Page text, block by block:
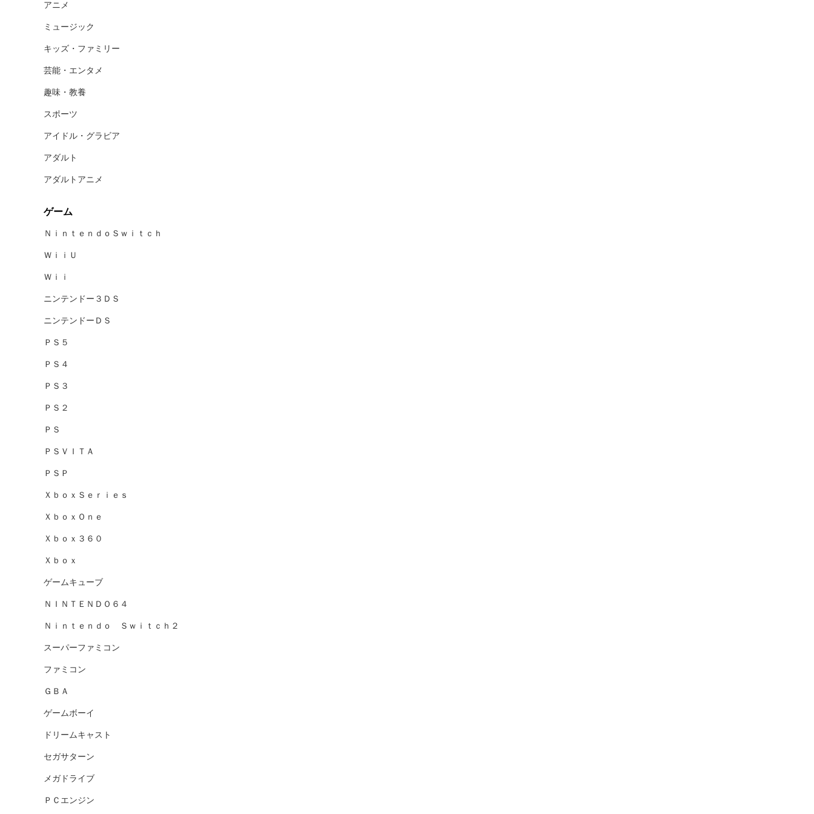
アニメ
ミュージック
キッズ・ファミリー
芸能・エンタメ
趣味・教養
スポーツ
アイドル・グラビア
アダルト
アダルトアニメ
ゲーム
ＮｉｎｔｅｎｄｏＳｗｉｔｃｈ
ＷｉｉＵ
Ｗｉｉ
ニンテンドー３ＤＳ
ニンテンドーＤＳ
ＰＳ５
ＰＳ４
ＰＳ３
ＰＳ２
ＰＳ
ＰＳＶＩＴＡ
ＰＳＰ
ＸｂｏｘＳｅｒｉｅｓ
ＸｂｏｘＯｎｅ
Ｘｂｏｘ３６０
Ｘｂｏｘ
ゲームキューブ
ＮＩＮＴＥＮＤＯ６４
Ｎｉｎｔｅｎｄｏ Ｓｗｉｔｃｈ２
スーパーファミコン
ファミコン
ＧＢＡ
ゲームボーイ
ドリームキャスト
セガサターン
メガドライブ
ＰＣエンジン